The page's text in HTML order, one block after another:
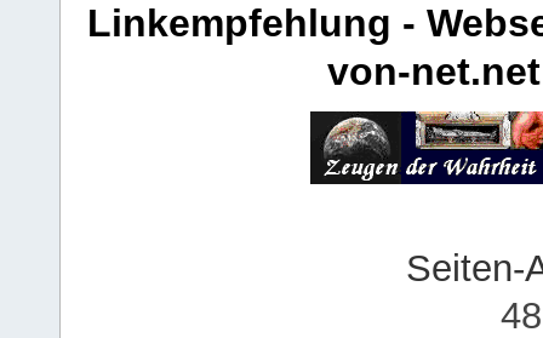
Linkempfehlung -
von-net.net
Seiten-